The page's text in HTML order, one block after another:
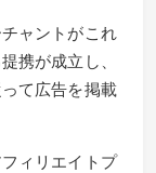
ャントがこれ
携が成立し、
て広告を掲載
ィリエイトプ